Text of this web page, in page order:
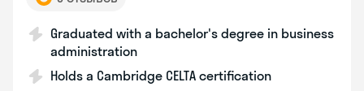
Graduated with a bachelor's degree in business
administration
Holds a Cambridge CELTA certification